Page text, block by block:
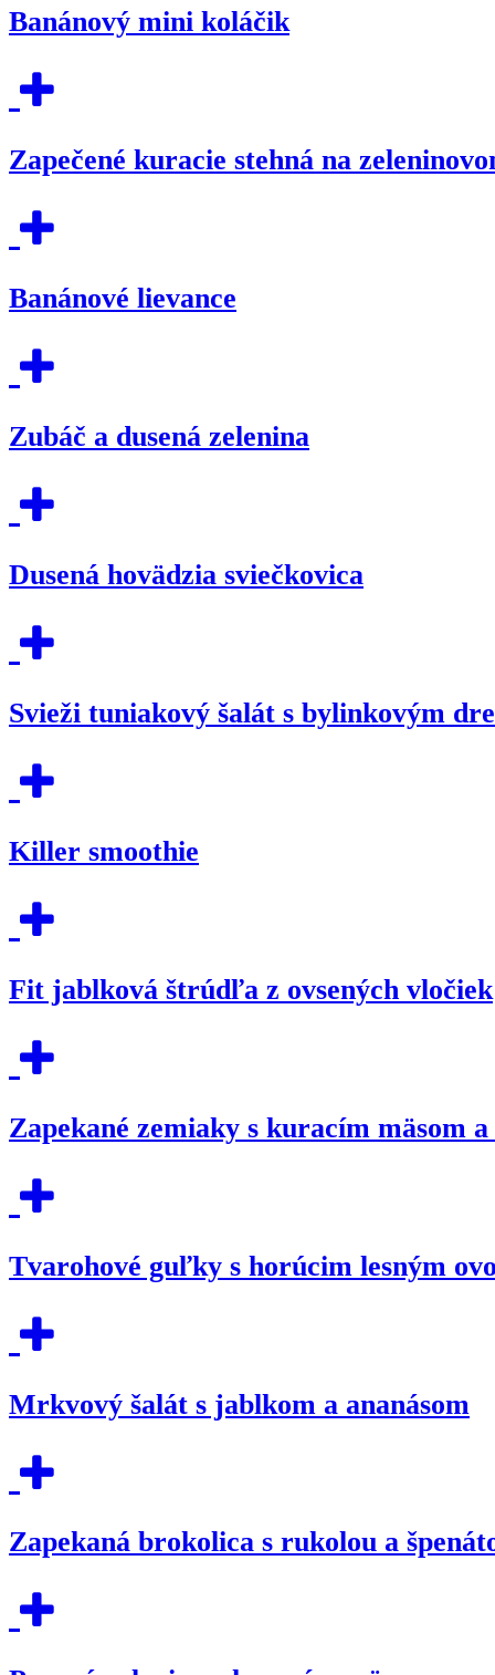
Banánový mini koláčik
Zapečené kuracie stehná na
Banánové lievance
Zubáč a dusená zelenina
Dusená hovädzia sviečkovica
Svieži tuniakový šalát s bylinkovým
Killer smoothie
Fit jablková štrúdľa z ovsených vločiek
Zapekané zemiaky s kuracím mäsom
Tvarohové guľky s horúcim lesným
Mrkvový šalát s jablkom a ananásom
Zapekaná brokolica s rukolou a